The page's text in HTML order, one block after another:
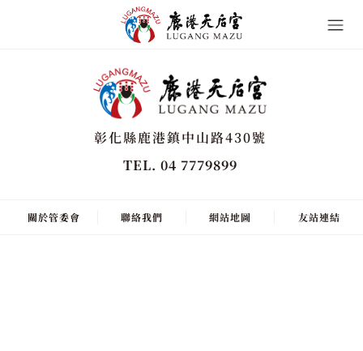
彰化縣鹿港鎮中山路430號
TEL. 04 7779899
關於管委會 聯絡我們 網站地圖 友站連結